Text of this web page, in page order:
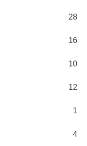
28
16
10
12
1
4